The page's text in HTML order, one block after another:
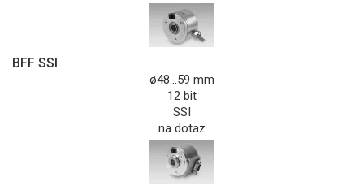
BFF SSI
ø48...59 mm
12 bit
SSI
na dotaz